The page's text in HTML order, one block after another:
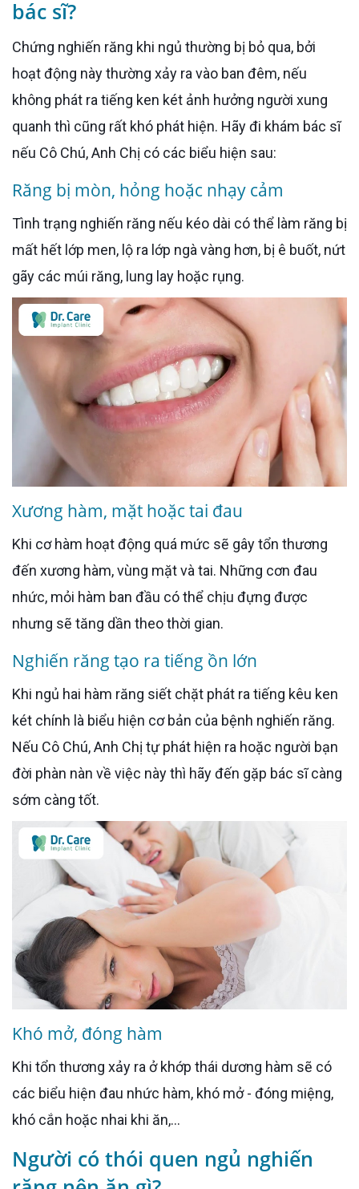
bác sĩ?
Chứng nghiến răng khi ngủ thường bị bỏ qua, bởi
hoạt động này thường xảy ra vào ban đêm, nếu
không phát ra tiếng ken két ảnh hưởng người xung
quanh thì cũng rất khó phát hiện. Hãy đi khám bác sĩ
nếu Cô Chú, Anh Chị có các biểu hiện sau:
Răng bị mòn, hỏng hoặc nhạy cảm
Tình trạng nghiến răng nếu kéo dài có thể làm răng bị
mất hết lớp men, lộ ra lớp ngà vàng hơn, bị ê buốt, nứt
gãy các múi răng, lung lay hoặc rụng.
Xương hàm, mặt hoặc tai đau
Khi cơ hàm hoạt động quá mức sẽ gây tổn thương
đến xương hàm, vùng mặt và tai. Những cơn đau
nhức, mỏi hàm ban đầu có thể chịu đựng được
nhưng sẽ tăng dần theo thời gian.
Nghiến răng tạo ra tiếng ồn lớn
Khi ngủ hai hàm răng siết chặt phát ra tiếng kêu ken
két chính là biểu hiện cơ bản của bệnh nghiến răng.
Nếu Cô Chú, Anh Chị tự phát hiện ra hoặc người bạn
đời phàn nàn về việc này thì hãy đến gặp bác sĩ càng
sớm càng tốt.
Khó mở, đóng hàm
Khi tổn thương xảy ra ở khớp thái dương hàm sẽ có
các biểu hiện đau nhức hàm, khó mở - đóng miệng,
khó cắn hoặc nhai khi ăn,...
Người có thói quen ngủ nghiến